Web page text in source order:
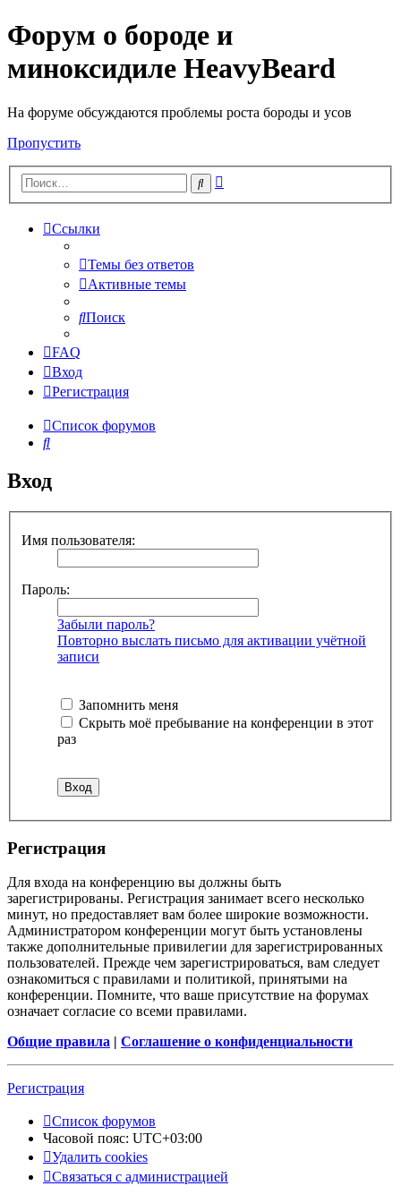
Форум о бороде и
миноксидиле HeavyBeard
На форуме обсуждаются проблемы роста бороды и усов
Пропустить
Поиск
Ссылки
Темы без ответов
Активные темы
Поиск
FAQ
Вход
Регистрация
Список форумов
Поиск
Вход
Имя пользователя:
Пароль:
Забыли пароль?
Повторно выслать письмо для активации учётной
записи
Запомнить меня
Скрыть моё пребывание на конференции в этот
раз
Регистрация
Для входа на конференцию вы должны быть
зарегистрированы. Регистрация занимает всего несколько
минут, но предоставляет вам более широкие возможности.
Администратором конференции могут быть установлены
также дополнительные привилегии для зарегистрированных
пользователей. Прежде чем зарегистрироваться, вам следует
ознакомиться с правилами и политикой, принятыми на
конференции. Помните, что ваше присутствие на форумах
означает согласие со всеми правилами.
Общие правила | Соглашение о конфиденциальности
Регистрация
Список форумов
Часовой пояс: UTC+03:00
Удалить cookies
Связаться с администрацией